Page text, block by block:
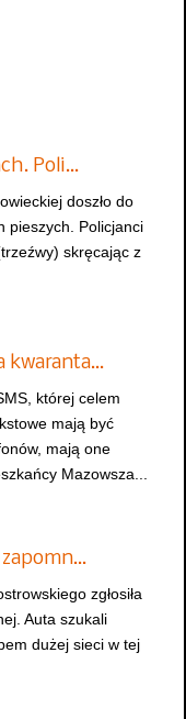
Poli…
doszło do
pieszych. Policjanci
skręcając z
kwaranta…
której celem
mają być
mają one
Mazowsza...
zapomn…
zgłosiła
Auta szukali
dużej sieci w tej